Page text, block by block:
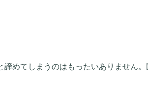
めてしまうのはもったいありません